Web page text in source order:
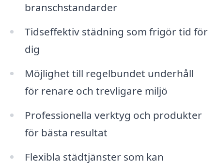
branschstandarder
Tidseffektiv städning som frigör tid för
dig
Möjlighet till regelbundet underhåll
för renare och trevligare miljö
Professionella verktyg och produkter
för bästa resultat
Flexibla städtjänster som kan